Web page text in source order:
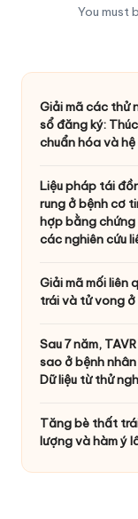
You must
Giải mã các thử
sổ đăng ký:
chuẩn hóa và
Liệu pháp tái
rung ở bệnh cơ
hợp bằng chứng
các nghiên cứu
Giải mã mối liên
trái và tử vong ở
Sau 7 năm,
sao ở bệnh
Dữ liệu từ thử
Tăng bè thất
lượng và hàm ý